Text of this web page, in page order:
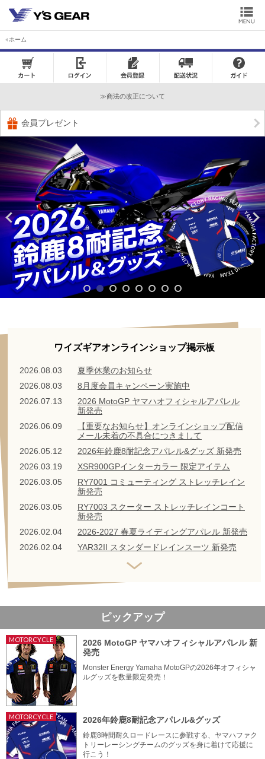
ホーム
ワイズギアオンラインショップ掲示板
2026.08.03
夏季休業のお知らせ
2026.08.03
8月度会員キャンペーン実施中
2026.07.13
2026 MotoGP ヤマハオフィシャルアパレル
新発売
2026.06.09
【重要なお知らせ】オンラインショップ配信
メール未着の不具合につきまして
2026.05.12
2026年鈴鹿8耐記念アパレル&グッズ 新発売
2026.03.19
XSR900GPインターカラー 限定アイテム
2026.03.05
RY7001 コミューティング ストレッチレイン
新発売
2026.03.05
RY7003 スクーター ストレッチレインコート
新発売
2026.02.04
2026-2027 春夏ライディングアパレル 新発売
2026.02.04
YAR32II スタンダードレインスーツ 新発売
ピックアップ
MOTORCYCLE
2026 MotoGP ヤマハオフィシャルアパレル 新
発売
Monster Energy Yamaha MotoGPの2026年オフィシャ
ルグッズを数量限定発売！
MOTORCYCLE 2026年鈴鹿8耐記念アパレル&グッズ
鈴鹿8時間耐久ロードレースに参戦する、ヤマハファク
トリーレーシングチームのグッズを身に着けて応援に
行こう！
カートを見るLOG IN 会員登録 注文状況確認
商法の改正について